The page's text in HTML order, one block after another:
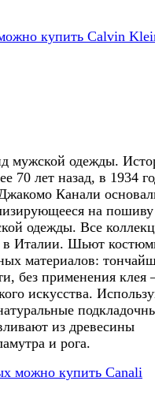
купить Calvin
мужской одежды.
70 лет назад, в 1934
Канали
на пошиву
одежды. Все
в Италии. Шьют
материалов:
без применения клея
искусства.
из древесины
и рога.
можно купить Canali